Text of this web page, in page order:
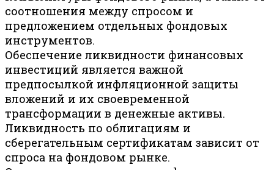
соотношения между спросом и
предложением отдельных фондовых
инструментов.
Обеспечение ликвидности финансовых
инвестиций является важной
предпосылкой инфляционной защиты
вложений и их своевременной
трансформации в денежные активы.
Ликвидность по облигациям и
сберегательным сертификатам зависит от
спроса на фондовом рынке.